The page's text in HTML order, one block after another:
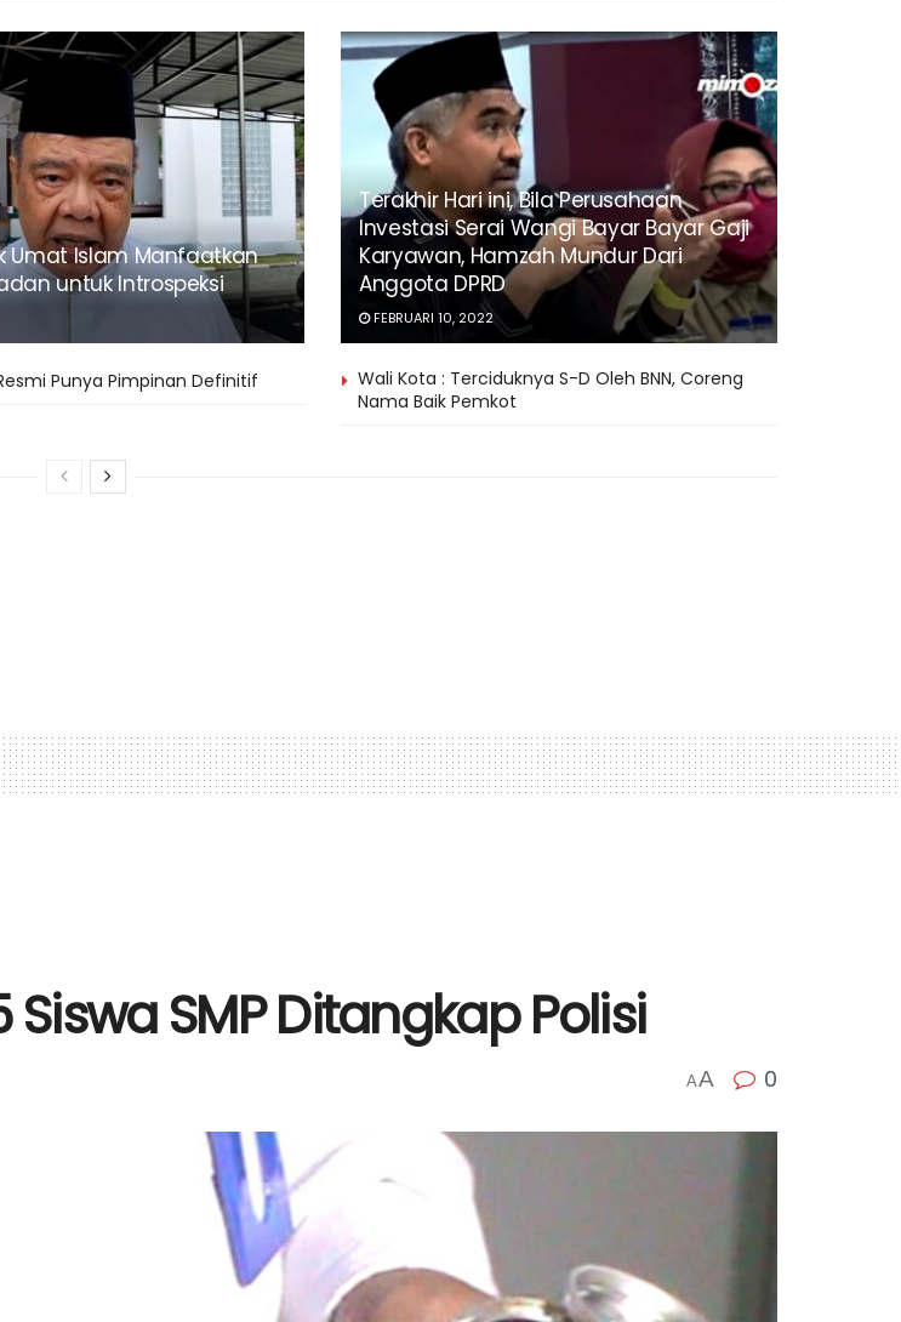
Umat Islam Manfaatkan
untuk Introspeksi
Terakhir Hari ini, Bila Perusahaan
Investasi Serai Wangi Bayar Bayar Gaji
Karyawan, Hamzah Mundur Dari
Anggota DPRD
FEBRUARI 10, 2022
Punya Pimpinan Definitif
Wali Kota : Terciduknya S-D Oleh BNN, Coreng
Nama Baik Pemkot
SMP Ditangkap Polisi
AA 0